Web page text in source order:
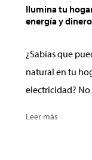
Ilumina tu
energía y
¿Sabías que
natural en tu
electricidad? No
Leer más